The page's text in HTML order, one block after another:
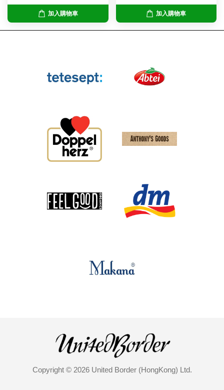
加入購物車 加入購物車
Copyright © 2026 United Border (HongKong) Ltd.